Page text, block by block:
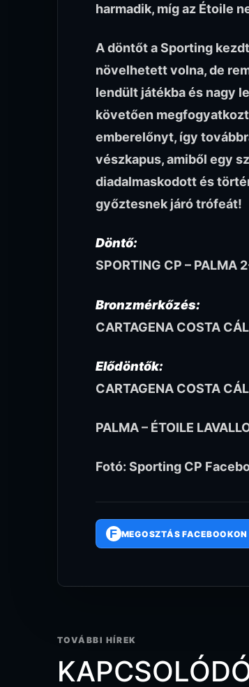
harmadik, míg az Étoile
A döntőt a Sporting
növelhetett volna, de
lendült játékba és nagy
követően
emberelőnyt, így
vészkapus, amiből egy
diadalmaskodott és
győztesnek járó trófeát!
Döntő:
SPORTING CP – PALMA
Bronzmérkőzés:
CARTAGENA COSTA
Elődöntők:
CARTAGENA COSTA
PALMA – ÉTOILE
Fotó: Sporting CP
F MEGOSZTÁS FACEBOOKON
TOVÁBBI HÍREK